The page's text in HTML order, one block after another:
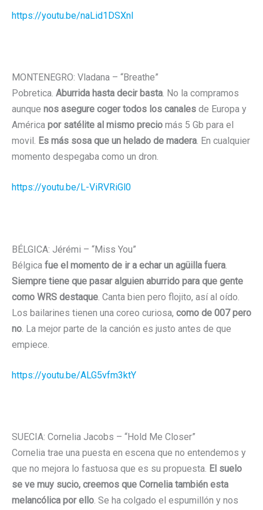
https://youtu.be/naLid1DSXnI
MONTENEGRO: Vladana – “Breathe”
Pobretica. Aburrida hasta decir basta . No la compramos
aunque nos asegure coger todos los canales de Europa y
América por satélite al mismo precio más 5 Gb para el
movil. Es más sosa que un helado de madera . En cualquier
momento despegaba como un dron.
https://youtu.be/L-ViRVRiGl0
BÉLGICA: Jérémi – “Miss You”
Bélgica fue el momento de ir a echar un agüilla fuera
Siempre tiene que pasar alguien aburrido para que gente
como WRS destaque . Canta bien pero flojito, así al oído.
Los bailarines tienen una coreo curiosa, como de 007 pero
no . La mejor parte de la canción es justo antes de que
empiece.
https://youtu.be/ALG5vfm3ktY
SUECIA: Cornelia Jacobs – “Hold Me Closer”
Cornelia trae una puesta en escena que no entendemos y
que no mejora lo fastuosa que es su propuesta. El suelo
se ve muy sucio, creemos que Cornelia también esta
melancólica por ello. Se ha colgado el espumillón y nos